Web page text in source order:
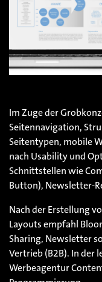
Im Zuge der
Seitennavigation,
Seitentypen, mobile
nach Usability und
Schnittstellen wie
Button), Newsletter-
Nach der Erstellung
Layouts empfahl
Sharing, Newsletter
Vertrieb (B2B). In der
Werbeagentur